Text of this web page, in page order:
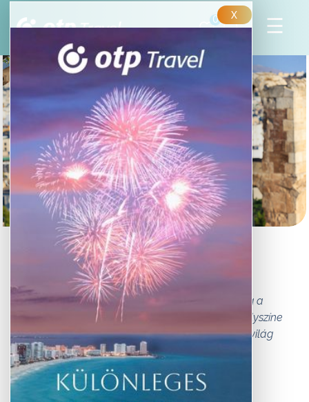
X
0
Athéni kalandok
családdal
Athén augusztusban szinte üres, a legtöbb görög a
szigetekre megy nyaralni. Télen pedig ideális helyszíne
lehet egy hétvégi kiruccanásnak. Fedezze fel a világ
egyik legrégebbi városát!